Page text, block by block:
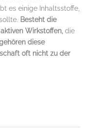
es einige Inhaltsstoffe,
Besteht die
Wirkstoffen, die
diese
oft nicht zu der